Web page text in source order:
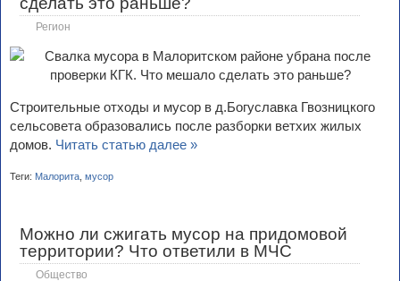
Регион
Строительные отходы и мусор в д.Богуславка Гвозницкого
сельсовета образовались после разборки ветхих жилых
домов. Читать статью далее »
Теги: Малорита мусор
Можно ли сжигать мусор на придомовой
территории? Что ответили в МЧС
Общество